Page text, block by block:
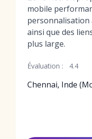
mobile
ainsi que des
plus large.
Évaluation : 4.4
Chennai, Inde